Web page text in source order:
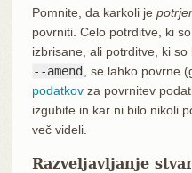
Pomnite, da karkoli je
povrniti. Celo potrditve, ki
izbrisane, ali potrditve, ki
--amend
, se lahko povrne
podatkovza povrnitev
izgubite in kar ni bilo nikoli
več videli.
Razveljavljanje